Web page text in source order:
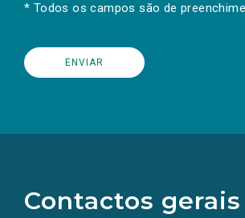
* Todos os campos são de
Contactos gerais
redes
sociais